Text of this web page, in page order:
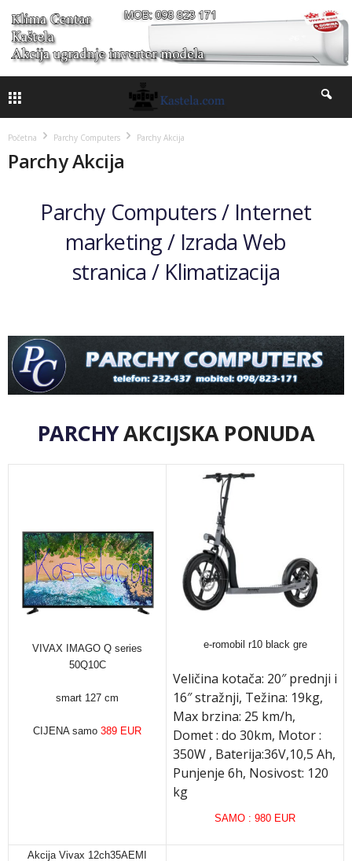
Početna Parchy Computers Parchy Akcija
Parchy Akcija
Parchy Computers / Internet
marketing / Izrada Web
stranica / Klimatizacija
PARCHYAKCIJSKA PONUDA
VIVAX IMAGO Q series
50Q10C
smart 127 cm
CIJENA samo 389 EUR
e-romobil r10 black gre
Veličina kotača: 20″ prednji i
16″ stražnji, Težina: 19kg,
Max brzina: 25 km/h,
Domet : do 30km, Motor :
350W , Baterija:36V,10,5 Ah,
Punjenje 6h, Nosivost: 120
kg
SAMO : 980 EUR
Akcija Vivax 12ch35AEMI